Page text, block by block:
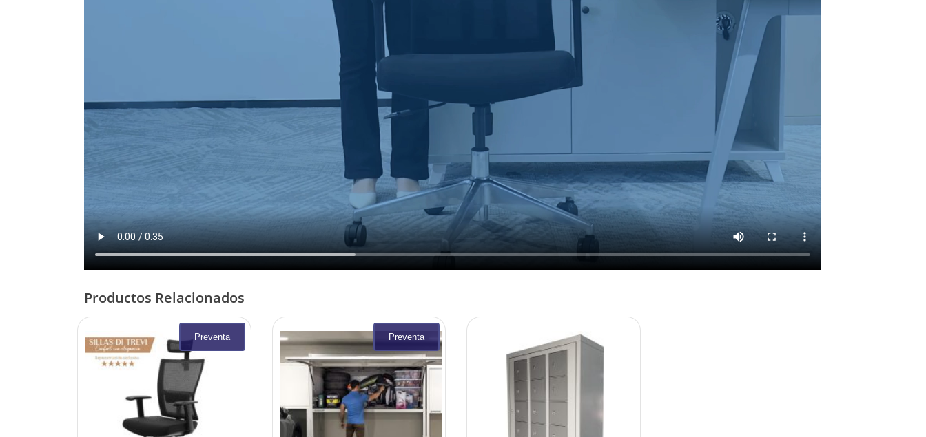
Productos Relacionados
Preventa Preventa